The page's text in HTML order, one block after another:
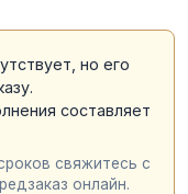
но его
составляет
свяжитесь с
онлайн.